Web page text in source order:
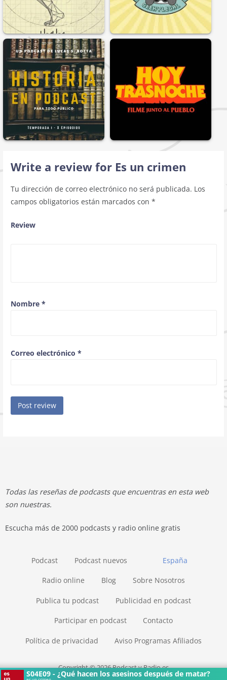
S04E09 - ¿Qué hacen los asesinos después de matar?
Write a review for Es un crimen
Tu dirección de correo electrónico no será publicada. Los
campos obligatorios están marcados con *
Review
Nombre *
Correo electrónico *
Todas las reseñas de podcasts que encuentras en esta web
son nuestras.
Escucha más de 2000 podcasts y radio online gratis
España
Podcast Podcast nuevos
Radio online Blog Sobre Nosotros
Publica tu podcast Publicidad en podcast
Participar en podcast Contacto
Política de privacidad Aviso Programas Afiliados
Copyright © 2026 Podcast y Radio.es